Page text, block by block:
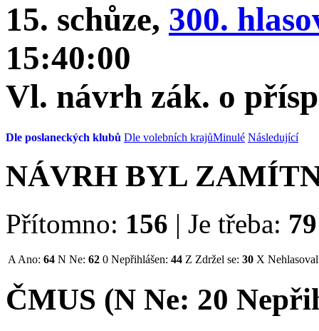
15. schůze, 300.
15:40:00
Vl. návrh zák. o
Dle poslaneckých klubů Dle volebních krajůMinulé Následující
NÁVRH BYL
Přítomno: 156 | Je třeba: 79
A Ano: 64 N Ne: 62 0 Nepřihlášen: 44 Z Zdržel se: 30 X Nehlasoval
ČMUS (N Ne: 20